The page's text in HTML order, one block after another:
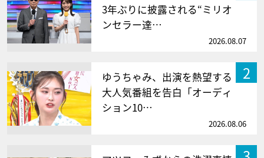
3年ぶりに披露される“ミリオ
ンセラー達…
2026.08.07
2
ゆうちゃみ、出演を熱望する
大人気番組を告白「オーディ
ション10…
2026.08.06